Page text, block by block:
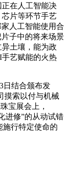
在人工智能决
片等环节手艺
人工智能使用合
子中的将来场景
土壤，能为政
艺赋能的火热
结合颁布发
摸索以付与机械
宝展会上，
进修”的从动试错
施行特定使命的